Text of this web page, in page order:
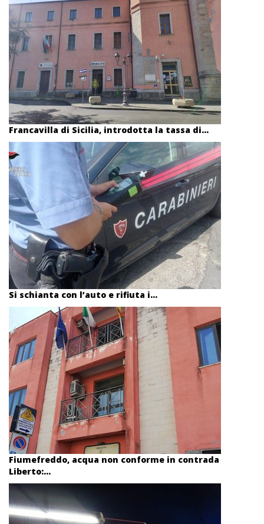
Francavilla di Sicilia, introdotta la tassa di...
Si schianta con l’auto e rifiuta i...
Fiumefreddo, acqua non conforme in contrada
Liberto:...